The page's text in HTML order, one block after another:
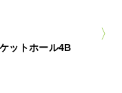
ットホール4B